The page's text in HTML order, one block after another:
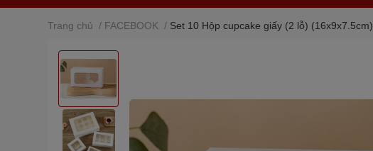
Trang chủ / FACEBOOK / Set 10 Hộp cupcake giấy (2 lỗ) (16x9x7.5cm).